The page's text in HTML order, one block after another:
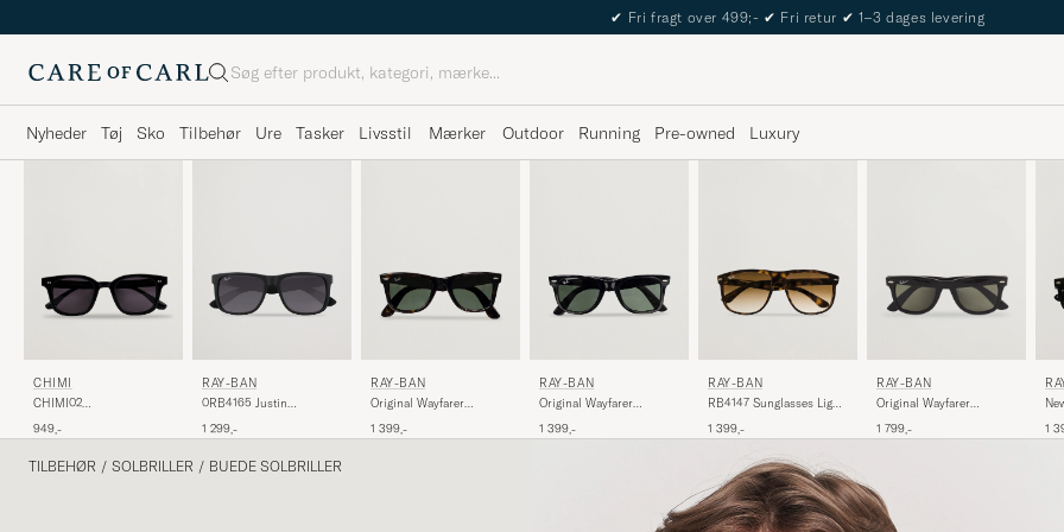
The Care of Carl Passport
Søg
Nyheder Tøj Sko Tilbehør Ure Tasker Livsstil Mærker Outdoor Running Pre-owned Luxury
CHIMI
CHIMI02
949,-
RAY-BAN
0RB4165 Justin
1 299,-
RAY-BAN
Original Wayfarer
Tortoise/Crystal Green
1 399,-
RAY-BAN
Original Wayfarer
Green
1 399,-
RAY-BAN
RB4147 Sunglasses Light
Gradient
1 399,-
RAY-BAN
Original Wayfarer
Black/Green
1 799,- 1
TILBEHØR / SOLBRILLER / BUEDE SOLBRILLER